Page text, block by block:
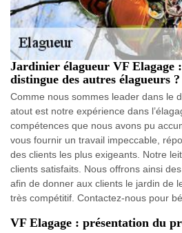
Jardinier élagueur VF Elagage
distingue des autres élagueurs ?
Comme nous sommes leader dans le
atout est notre expérience dans
compétences que nous avons pu
vous fournir un travail impeccable,
des clients les plus exigeants. Notre
clients satisfaits. Nous offrons ainsi
afin de donner aux clients le jardin de
très compétitif. Contactez-nous pour
VF Elagage : présentation du